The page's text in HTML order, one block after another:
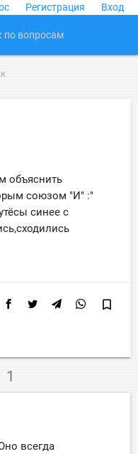
Регистрация Вход
объяснить
союзом "И" :"
синее с
bookmark_border
1
всегда